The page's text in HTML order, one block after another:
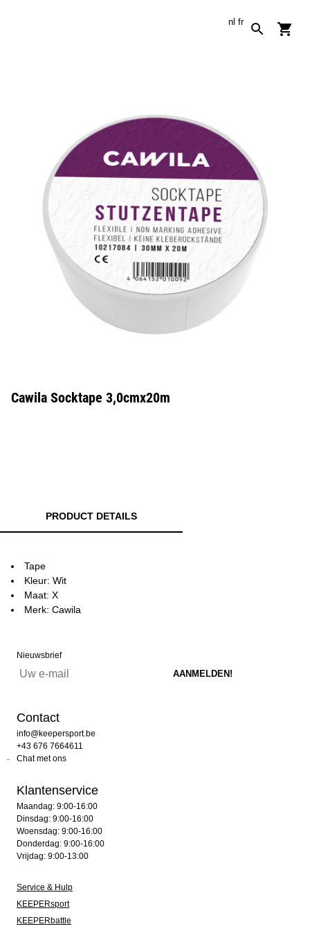
nl fr
Cawila Socktape 3,0cmx20m
PRODUCT DETAILS
Tape
Kleur: Wit
Maat: X
Merk: Cawila
Nieuwsbrief
Contact
info@keepersport.be
+43 676 7664611
Chat met ons
Klantenservice
Maandag: 9:00-16:00
Dinsdag: 9:00-16:00
Woensdag: 9:00-16:00
Donderdag: 9:00-16:00
Vrijdag: 9:00-13:00
Service & Hulp
KEEPERsport
KEEPERbattle